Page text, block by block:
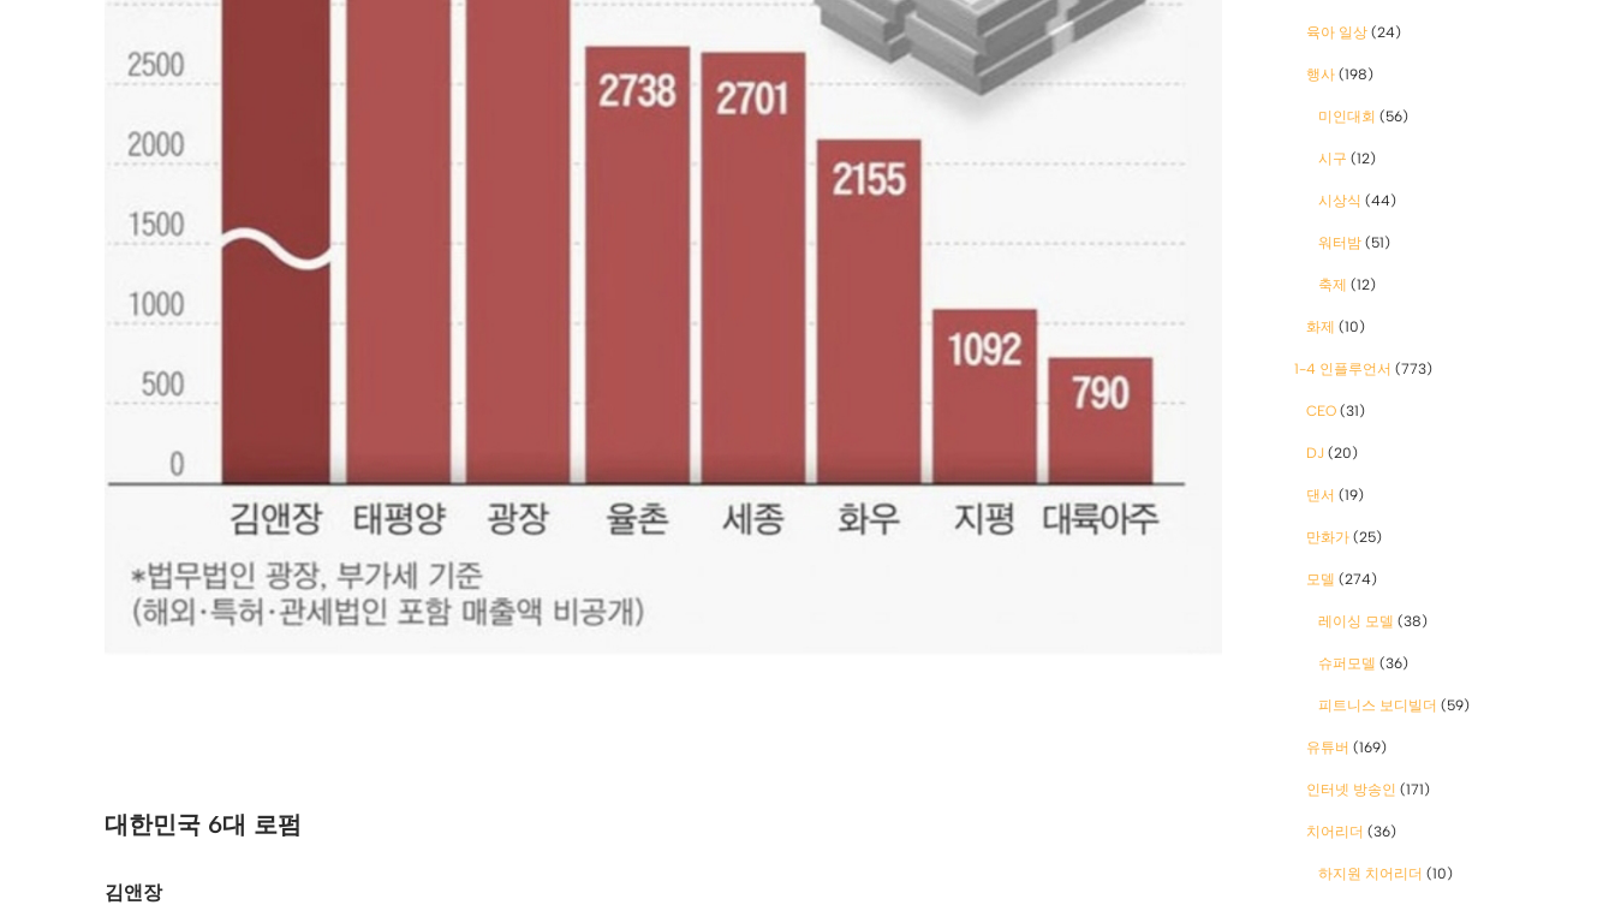
대한민국 6대 로펌
김앤장
육아 일상 (24)
행사 (198)
미인대회 (56)
시구 (12)
시상식 (44)
워터밤 (51)
축제 (12)
화제 (10)
1-4 인플루언서 (773)
CEO (31)
DJ (20)
댄서 (19)
만화가 (25)
모델 (274)
레이싱 모델 (38)
슈퍼모델 (36)
피트니스 보디빌더 (59)
유튜버 (169)
인터넷 방송인 (171)
치어리더 (36)
하지원 치어리더 (10)